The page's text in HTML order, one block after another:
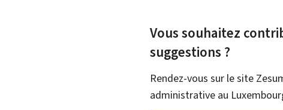
Vous souhaitez
suggestions ?
Rendez-vous sur le site
administrative au